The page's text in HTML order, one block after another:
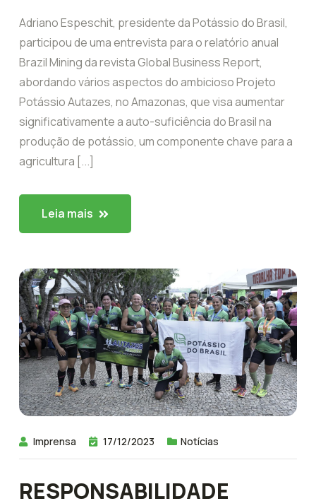
Adriano Espeschit, presidente da Potássio do Brasil,
participou de uma entrevista para o relatório anual
Brazil Mining da revista Global Business Report,
abordando vários aspectos do ambicioso Projeto
Potássio Autazes, no Amazonas, que visa aumentar
significativamente a auto-suficiência do Brasil na
produção de potássio, um componente chave para a
agricultura [...]
Leia mais
Imprensa 17/12/2023 Notícias
RESPONSABILIDADE